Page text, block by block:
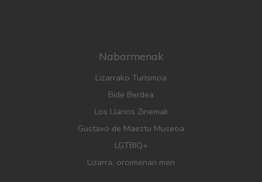
Nabarmenak
Lizarrako Turismoa
Bide Berdea
Los Llanos Zinemak
Gustavo de Maeztu Museoa
LGTBIQ+
Lizarra, oroimenari men